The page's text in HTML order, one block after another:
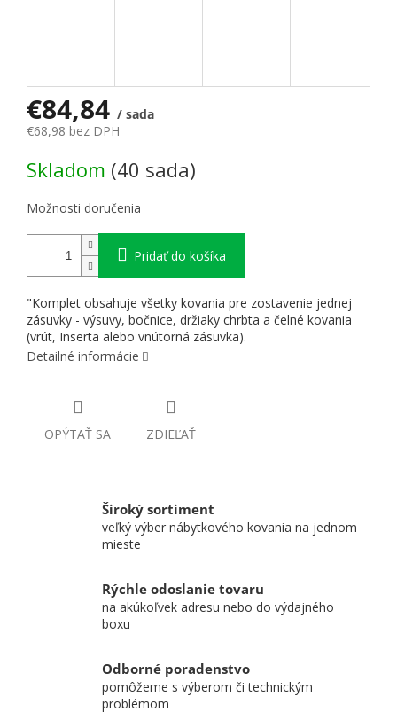
€84,84 / sada
€68,98 bez DPH
Skladom (40 sada)
Možnosti doručenia
Pridať do košíka
"Komplet obsahuje všetky kovania pre zostavenie jednej
zásuvky - výsuvy, bočnice, držiaky chrbta a čelné kovania
(vrút, Inserta alebo vnútorná zásuvka).
Detailné informácie
OPÝTAŤ SA ZDIEĽAŤ
Široký sortiment
veľký výber nábytkového kovania na jednom
mieste
Rýchle odoslanie tovaru
na akúkoľvek adresu nebo do výdajného
boxu
Odborné poradenstvo
pomôžeme s výberom či technickým
problémom